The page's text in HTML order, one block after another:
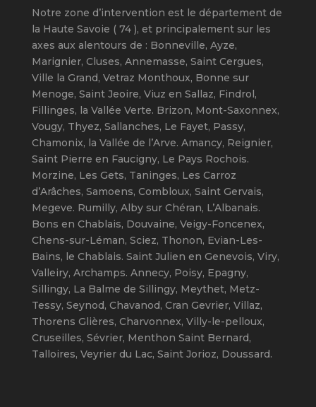
Notre zone d’intervention est le département de
la Haute Savoie ( 74 ), et principalement sur les
axes aux alentours de : Bonneville, Ayze,
Marignier, Cluses, Annemasse, Saint Cergues,
Ville la Grand, Vetraz Monthoux, Bonne sur
Menoge, Saint Jeoire, Viuz en Sallaz, Findrol,
Fillinges, la Vallée Verte. Brizon, Mont-Saxonnex,
Vougy, Thyez, Sallanches, Le Fayet, Passy,
Chamonix, la Vallée de l’Arve. Amancy, Reignier,
Saint Pierre en Faucigny, Le Pays Rochois.
Morzine, Les Gets, Taninges, Les Carroz
d’Arâches, Samoens, Combloux, Saint Gervais,
Megeve. Rumilly, Alby sur Chéran, L’Albanais.
Bons en Chablais, Douvaine, Veigy-Foncenex,
Chens-sur-Léman, Sciez, Thonon, Evian-Les-
Bains, le Chablais. Saint Julien en Genevois, Viry,
Valleiry, Archamps. Annecy, Poisy, Epagny,
Sillingy, La Balme de Sillingy, Meythet, Metz-
Tessy, Seynod, Chavanod, Cran Gevrier, Villaz,
Thorens Glières, Charvonnex, Villy-le-pelloux,
Cruseilles, Sévrier, Menthon Saint Bernard,
Talloires, Veyrier du Lac, Saint Jorioz, Doussard.